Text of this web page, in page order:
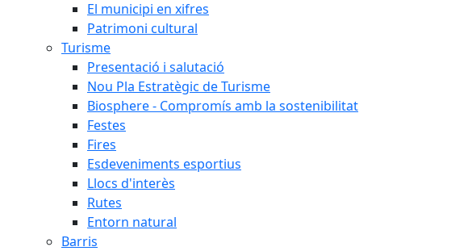
El municipi en xifres
Patrimoni cultural
Turisme
Presentació i salutació
Nou Pla Estratègic de Turisme
Biosphere - Compromís amb la sostenibilitat
Festes
Fires
Esdeveniments esportius
Llocs d'interès
Rutes
Entorn natural
Barris